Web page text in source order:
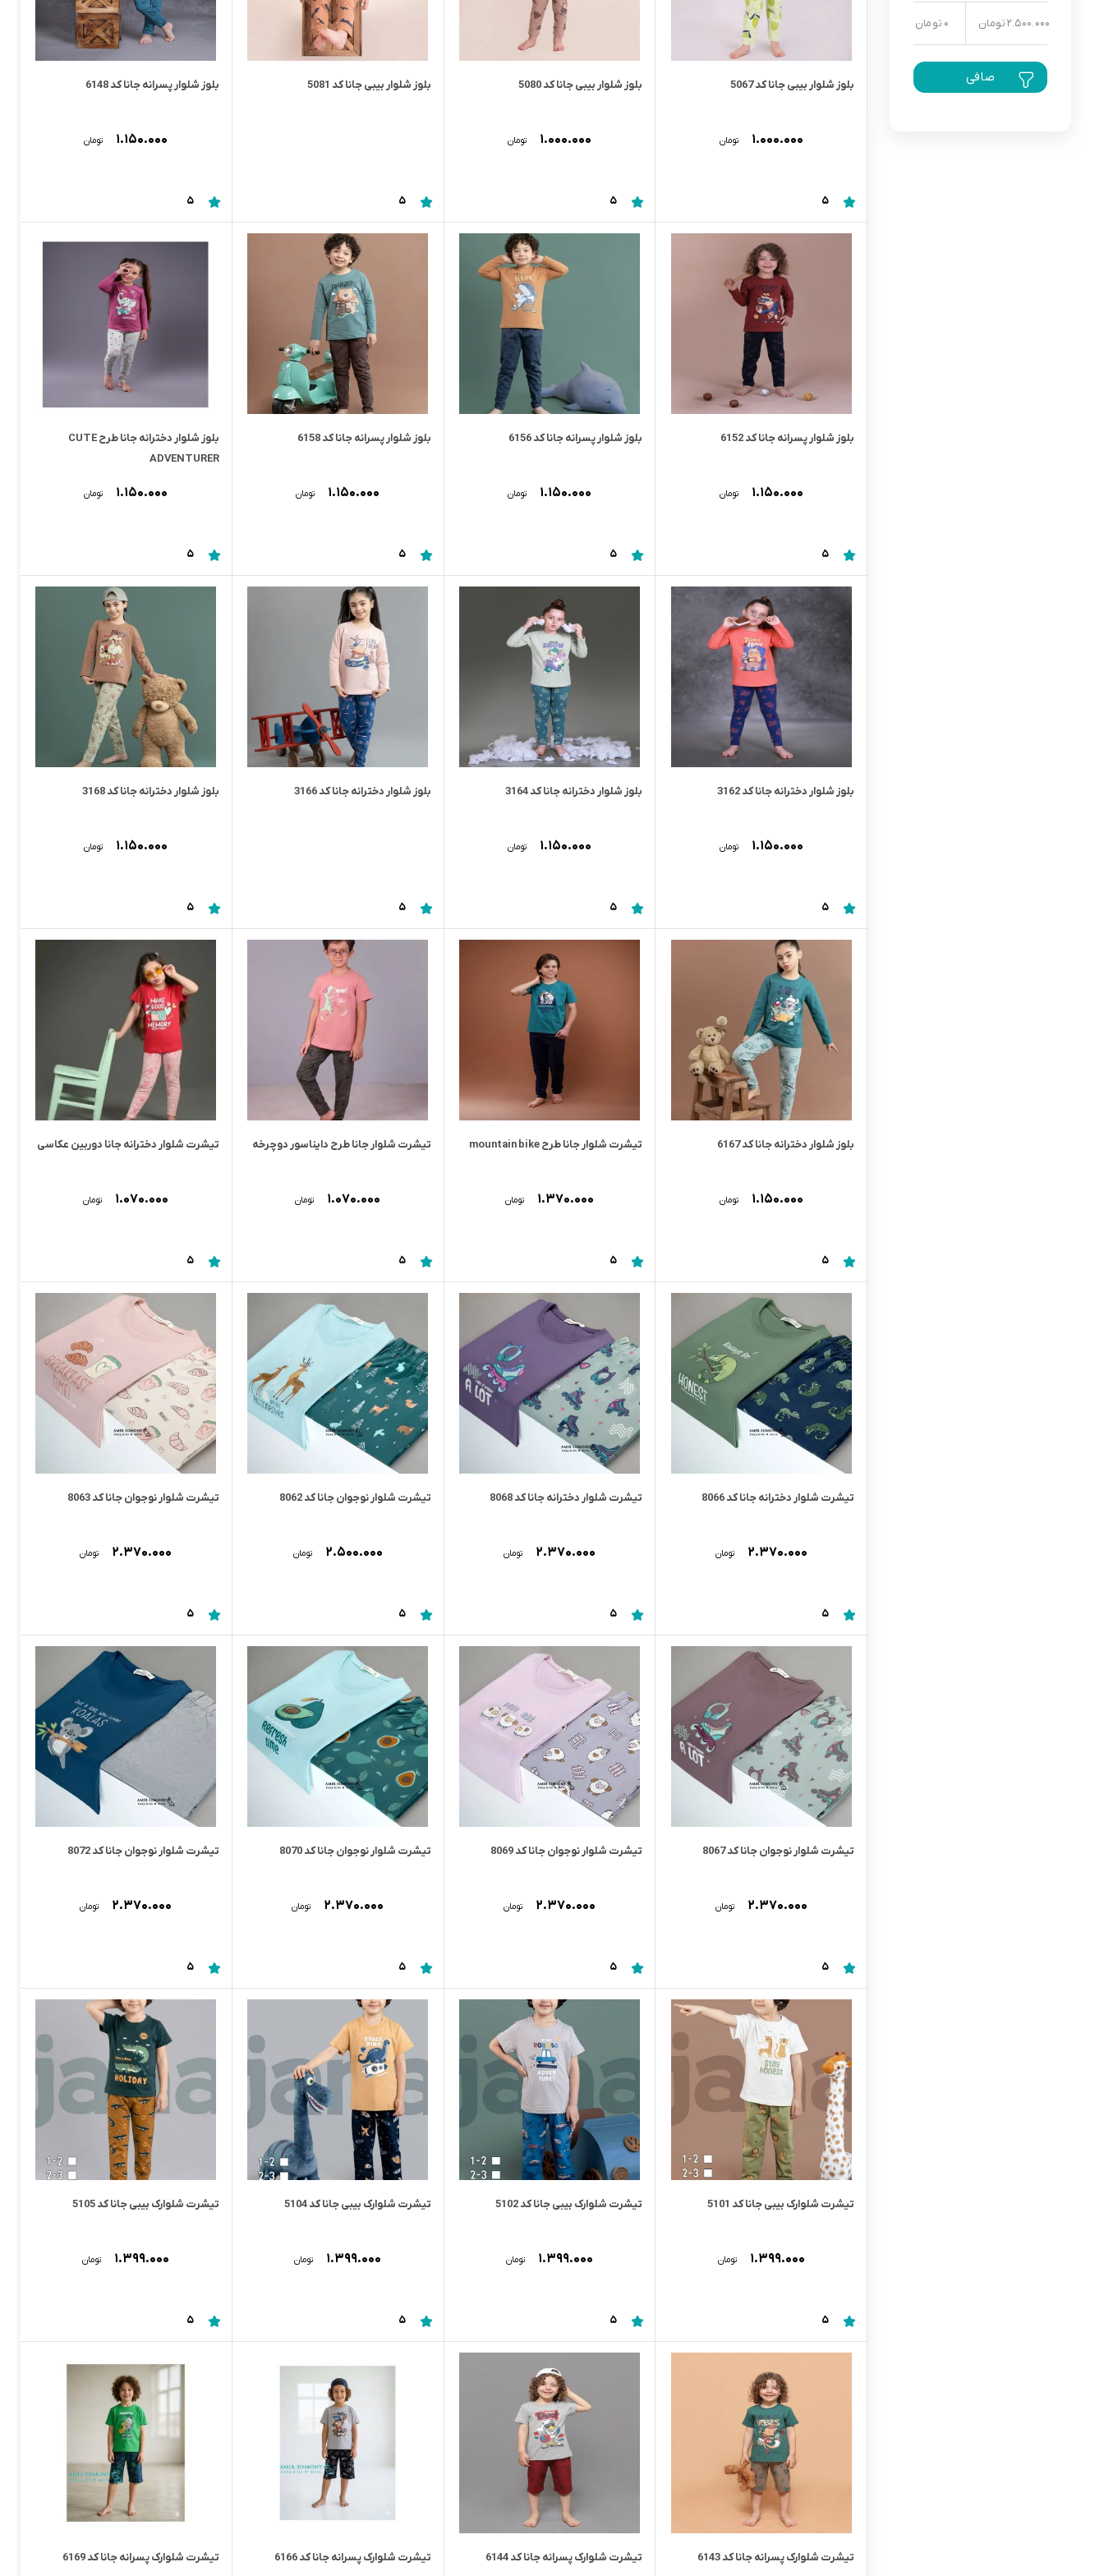
دستگاه بخور سرد کودک
لباس و اکسسوری
0 تومان 2.500.000 تومان
صافی بلوز شلوار بیبی جانا کد 5067
۱.۰۰۰.۰۰۰ تومان
5
بلوز شلوار بیبی جانا کد 5080
۱.۰۰۰.۰۰۰ تومان
5
بلوز شلوار بیبی جانا کد 5081
5
بلوز شلوار پسرانه جانا کد 6148
۱.۱۵۰.۰۰۰ تومان
5
بلوز شلوار پسرانه جانا کد 6152
۱.۱۵۰.۰۰۰ تومان
5
بلوز شلوار پسرانه جانا کد 6156
۱.۱۵۰.۰۰۰ تومان
5
بلوز شلوار پسرانه جانا کد 6158
۱.۱۵۰.۰۰۰ تومان
5
بلوز شلوار دخترانه جانا طرح CUTE
ADVENTURER
۱.۱۵۰.۰۰۰ تومان
5
بلوز شلوار دخترانه جانا کد 3162
۱.۱۵۰.۰۰۰ تومان
5
بلوز شلوار دخترانه جانا کد 3164
۱.۱۵۰.۰۰۰ تومان
5
بلوز شلوار دخترانه جانا کد 3166
5
بلوز شلوار دخترانه جانا کد 3168
۱.۱۵۰.۰۰۰ تومان
5
بلوز شلوار دخترانه جانا کد 6167
۱.۱۵۰.۰۰۰ تومان
5
تیشرت شلوار جانا طرح mountain bike
۱.۳۷۰.۰۰۰ تومان
5
تیشرت شلوار جانا طرح دایناسور دوچرخه
۱.۰۷۰.۰۰۰ تومان
5
تیشرت شلوار دخترانه جانا دوربین عکاسی
۱.۰۷۰.۰۰۰ تومان
5
تیشرت شلوار دخترانه جانا کد 8066
۲.۳۷۰.۰۰۰ تومان
5
تیشرت شلوار دخترانه جانا کد 8068
۲.۳۷۰.۰۰۰ تومان
5
تیشرت شلوار نوجوان جانا کد 8062
۲.۵۰۰.۰۰۰ تومان
5
تیشرت شلوار نوجوان جانا کد 8063
۲.۳۷۰.۰۰۰ تومان
5
تیشرت شلوار نوجوان جانا کد 8067
۲.۳۷۰.۰۰۰ تومان
5
تیشرت شلوار نوجوان جانا کد 8069
۲.۳۷۰.۰۰۰ تومان
5
تیشرت شلوار نوجوان جانا کد 8070
۲.۳۷۰.۰۰۰ تومان
5
تیشرت شلوار نوجوان جانا کد 8072
۲.۳۷۰.۰۰۰ تومان
5
تیشرت شلوارک بیبی جانا کد 5101
۱.۳۹۹.۰۰۰ تومان
5
تیشرت شلوارک بیبی جانا کد 5102
۱.۳۹۹.۰۰۰ تومان
5
تیشرت شلوارک بیبی جانا کد 5104
۱.۳۹۹.۰۰۰ تومان
5
تیشرت شلوارک بیبی جانا کد 5105
۱.۳۹۹.۰۰۰ تومان
5
تیشرت شلوارک پسرانه جانا کد 6143 تیشرت شلوارک پسرانه جانا کد 6144 تیشرت شلوارک پسرانه جانا کد 6166 تیشرت شلوارک پسرانه جانا کد 6169